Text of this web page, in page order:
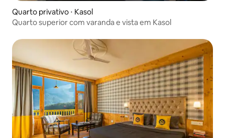
Quarto privativo ⋅ Kasol
Quarto superior com varanda e vista em Kasol